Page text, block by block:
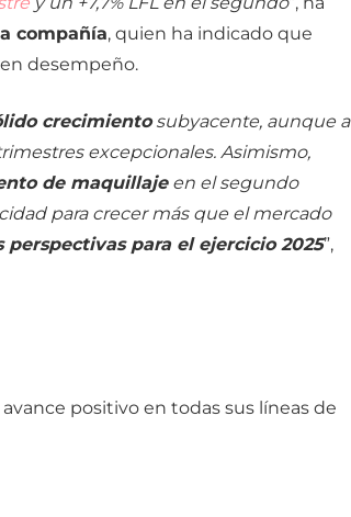
compañía, quien ha indicado que
desempeño.
crecimientosubyacente, aunque a
excepcionales. Asimismo,
de maquillajeen el segundo
para crecer más que el mercado
para el ejercicio 2025”,
positivo en todas sus líneas de